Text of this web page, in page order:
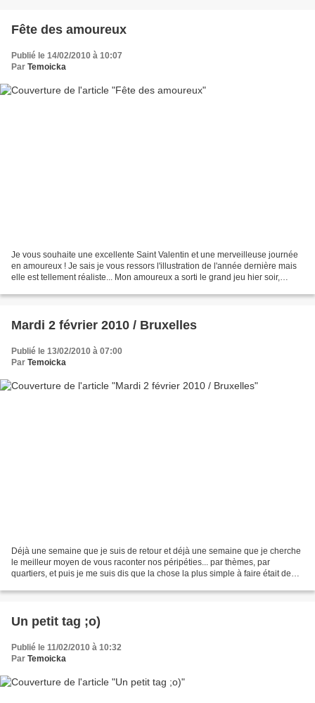
Fête des amoureux
Publié le 14/02/2010 à 10:07
Par Temoicka
Je vous souhaite une excellente Saint Valentin et une merveilleuse journée
en amoureux ! Je sais je vous ressors l'illustration de l'année dernière mais
elle est tellement réaliste... Mon amoureux a sorti le grand jeu hier soir,
Mardi 2 février 2010 / Bruxelles
Publié le 13/02/2010 à 07:00
Par Temoicka
Déjà une semaine que je suis de retour et déjà une semaine que je cherche
le meilleur moyen de vous raconter nos péripéties... par thèmes, par
quartiers, et puis je me suis dis que la chose la plus simple à faire était de
Un petit tag ;o)
Publié le 11/02/2010 à 10:32
Par Temoicka